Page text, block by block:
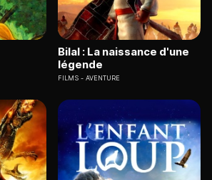
Bilal : La naissance d'une
légende
FILMS AVENTURE